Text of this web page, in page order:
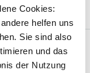
Cookies:
helfen uns
Sie sind also
und das
der Nutzung